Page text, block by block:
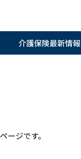
介護保険最新情報
ージです。